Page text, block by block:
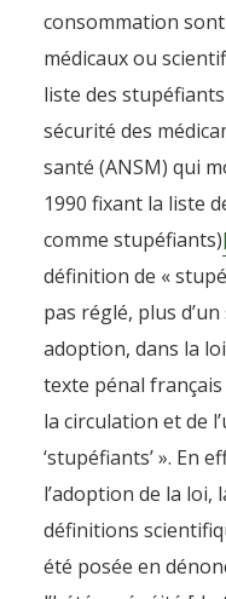
consommation
médicaux ou
liste des
sécurité des
santé (ANSM) qui
1990 fixant la liste
comme stupéfiants)
définition de «
pas réglé, plus
adoption, dans la
texte pénal
la circulation et de
‘stupéfiants’ ». En
l’adoption de la loi,
définitions
été posée en